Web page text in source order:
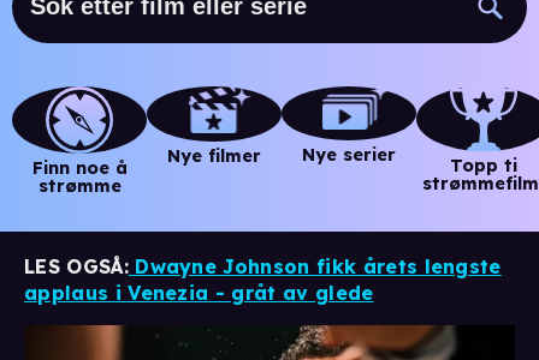
Finn noe å
strømme
Nye filmer Nye serier
Topp ti
LES OGSÅ:Dwayne Johnson fikk årets lengste
applaus i Venezia - gråt av glede